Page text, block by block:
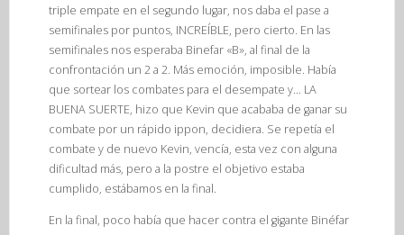
triple empate en el segundo lugar, nos daba el pase a
semifinales por puntos, INCREÍBLE, pero cierto. En las
semifinales nos esperaba Binefar «B», al final de la
confrontación un 2 a 2. Más emoción, imposible. Había
que sortear los combates para el desempate y… LA
BUENA SUERTE, hizo que Kevin que acababa de ganar su
combate por un rápido ippon, decidiera. Se repetía el
combate y de nuevo Kevin, vencía, esta vez con alguna
dificultad más, pero a la postre el objetivo estaba
cumplido, estábamos en la final.
En la final, poco había que hacer contra el gigante Binéfar